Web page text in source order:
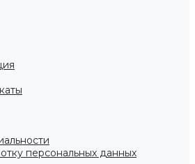
персональных данных